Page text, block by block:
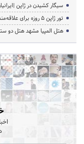
سیگار کشیدن در ژاپن
تور ژاپن ۵ روزه برای علاقه‌مندان به فناوری و رباتیک
هتل المپیا مشهد هتل دو